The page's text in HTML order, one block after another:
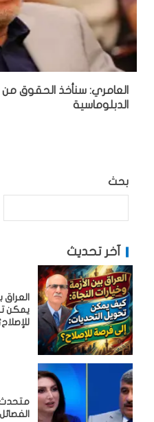
العامري: سنأخذ الحقوق من
الدبلوماسية
بحث
آخر تحديث
يمكن
متحدث